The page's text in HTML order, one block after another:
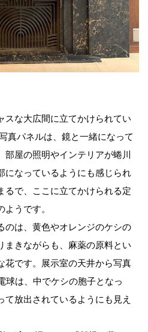
スな大広間に立てかけられてい
真パネルは、鏡と一緒になって
屋の照明やインテリアが蜷川
になっているようにも感じられ
るで、ここに立てかけられる定
うです。
のは、黄色やオレンジのケシの
まきながらも、麻薬の原料とい
花です。展示室の天井から写真
球は、中でケシの胞子となっ
放出されているようにも見え